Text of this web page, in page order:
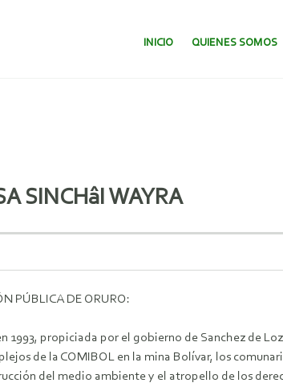
SALTAR AL CONTENIDO.
INICIO QUIENES SOMOS
SINCHâI WAYRA
PÚBLICA DE ORURO:
propiciada por el gobierno de Sanchez de
de la COMIBOL en la mina Bolívar, los
del medio ambiente y el atropello de los